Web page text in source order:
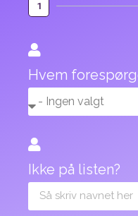
1
Hvem
Ikke på listen?